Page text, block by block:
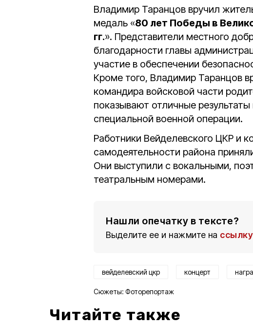
Владимир Таранцов вручил
медаль «80 лет Победы в
гг.». Представители местного
благодарности главы
участие в обеспечении
Кроме того, Владимир Таранцов
командира войсковой части
показывают отличные
специальной военной операции.
Работники Вейделевского ЦКР и
самодеятельности района
Они выступили с вокальными,
театральным номерами.
Нашли опечатку в тексте?
Выделите ее и нажмите на ссылку
вейделевский цкр концерт
Сюжеты: Фоторепортаж
Читайте также